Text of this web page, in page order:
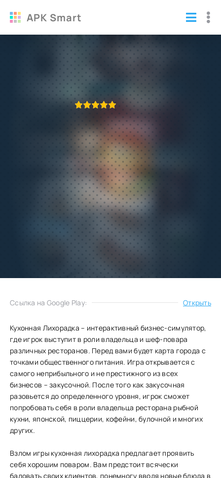
APK Smart
Взлом Кухонная Лихорадка (читы)
ПРИЛОЖЕНИЕ ПРОВЕРЕНО
535
Ссылка на Google Play: Открыть
Кухонная Лихорадка – интерактивный бизнес-симулятор,
где игрок выступит в роли владельца и шеф-повара
различных ресторанов. Перед вами будет карта города с
точками общественного питания. Игра открывается с
самого неприбыльного и не престижного из всех
бизнесов – закусочной. После того как закусочная
разовьется до определенного уровня, игрок сможет
попробовать себя в роли владельца ресторана рыбной
кухни, японской, пиццерии, кофейни, булочной и многих
других.
Взлом игры кухонная лихорадка предлагает проявить
себя хорошим поваром. Вам предстоит всячески
баловать своих клиентов, понемногу вводя новые блюда в